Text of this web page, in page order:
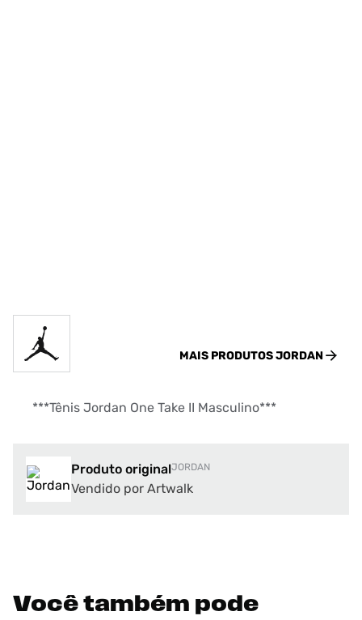
MAIS PRODUTOSJORDAN
***Tênis Jordan One Take II Masculino***
Produto originalJORDAN
Vendido por Artwalk
Você também pode